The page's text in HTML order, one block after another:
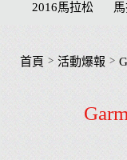
2016馬拉松
物資
臺北
Cosplay
首頁 > 活動爆報 >